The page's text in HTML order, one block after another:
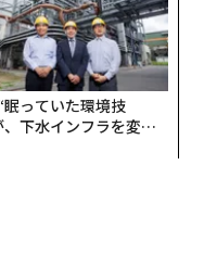
らず、米国のコンビ
2020年の売上高は1
ました。
眠っていた環境技
、下水インフラを変え